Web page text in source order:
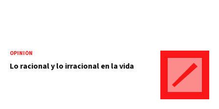
OPINIÓN
Lo racional y lo irracional en la vida